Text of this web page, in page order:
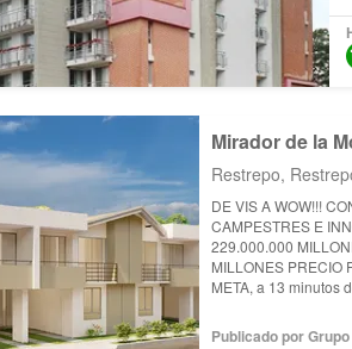
Mirador de la
Restrepo,
DE VIS A WOW!!! CONJUNTO CERRADO DE 198 CASAS VIS,
CAMPESTRES E INNOVADORAS.
229.000.000
MILLONES PRECIO FIJO. UBICACIÓN PRIVILEGIADA EN
META, a 13 minutos
tienen diversas
Publicado por